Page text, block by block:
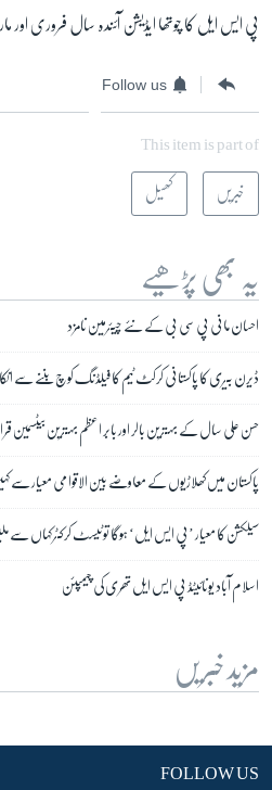
پی ایس ایل کا چوتھا ایڈیشن آئندہ سال فروری
Follow us
This item is part of
خبریں کھیل
یہ بھی پڑھیے
احسان مانی پی سی بی کے نئے چیئرمین نامزد
ڈیرن بیری کا پاکستانی کرکٹ ٹیم کا فیلڈنگ کوچ بننے سے
حسن علی سال کے بہترین بالر اور بابر اعظم بہترین بیٹسمین
پاکستان میں کھلاڑیوں کے معاوضے بین الاقوامی معیار سے
سیلکشن کا معیار ’پی ایس ایل‘ ہوگا تو ٹیسٹ کرکٹر کہاں
اسلام آباد یونائیٹڈ پی ایس ایل تھری کی چیمپئن
مزید خبریں
FOLLOW US